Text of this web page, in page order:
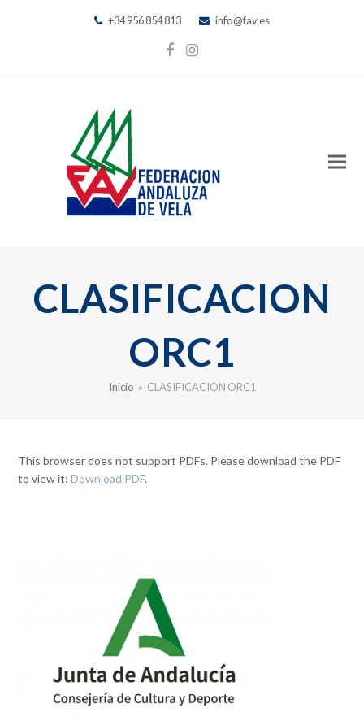
+34 956 854 813 info@fav.es
Facebook
Instagram
CLASIFICACION
ORC1
Inicio » CLASIFICACION ORC1
This browser does not support PDFs. Please download the PDF
to view it:Download PDF.